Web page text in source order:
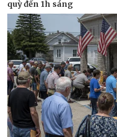
Văn hóa
Sân khấu - Điện ảnh
Văn học
Âm nhạc
Di sản